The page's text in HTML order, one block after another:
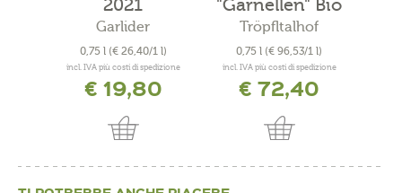
2021
Garlider
0,75 l (€ 26,40/1 l)
incl. IVA più costi di spedizione
€ 19,80
"Garnellen" Bio
2019
Tröpfltalhof
0,75 l (€ 96,53/1 l)
incl. IVA più costi di spedizione
€ 72,40